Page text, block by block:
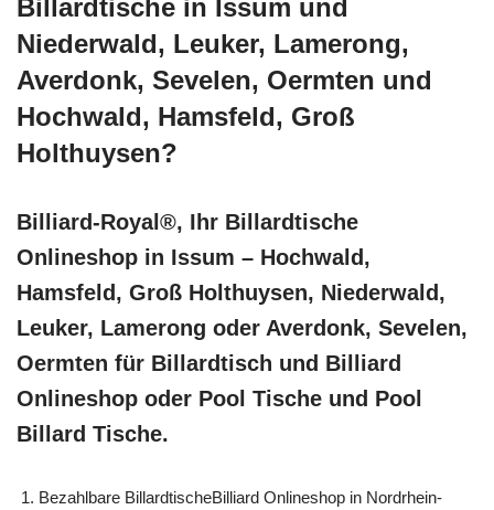
Billardtische in Issum und
Niederwald, Leuker, Lamerong,
Averdonk, Sevelen, Oermten und
Hochwald, Hamsfeld, Groß
Holthuysen?
Billiard-Royal®, Ihr Billardtische
Onlineshop in Issum – Hochwald,
Hamsfeld, Groß Holthuysen, Niederwald,
Leuker, Lamerong oder Averdonk, Sevelen,
Oermten für Billardtisch und Billiard
Onlineshop oder Pool Tische und Pool
Billard Tische.
Bezahlbare BillardtischeBilliard Onlineshop in Nordrhein-